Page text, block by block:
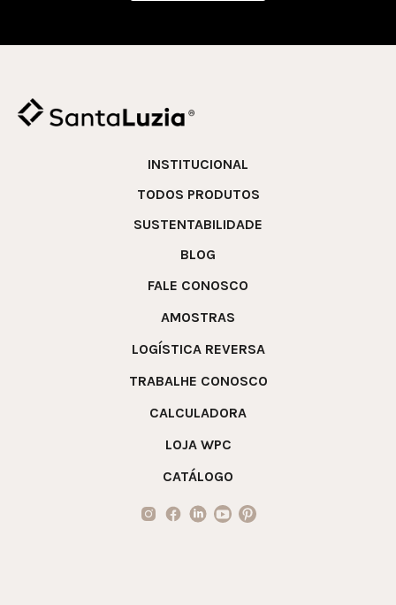
INSTITUCIONAL
TODOS PRODUTOS
SUSTENTABILIDADE
BLOG
FALE CONOSCO
AMOSTRAS
LOGÍSTICA REVERSA
TRABALHE CONOSCO
CALCULADORA
LOJA WPC
CATÁLOGO